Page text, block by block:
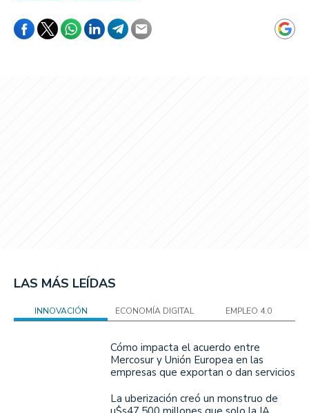
LAS MÁS LEÍDAS
INNOVACIÓN ECONOMÍA DIGITAL EMPLEO 4.0
Cómo impacta el acuerdo entre
Mercosur y Unión Europea en las
empresas que exportan o dan servicios
La uberización creó un monstruo de